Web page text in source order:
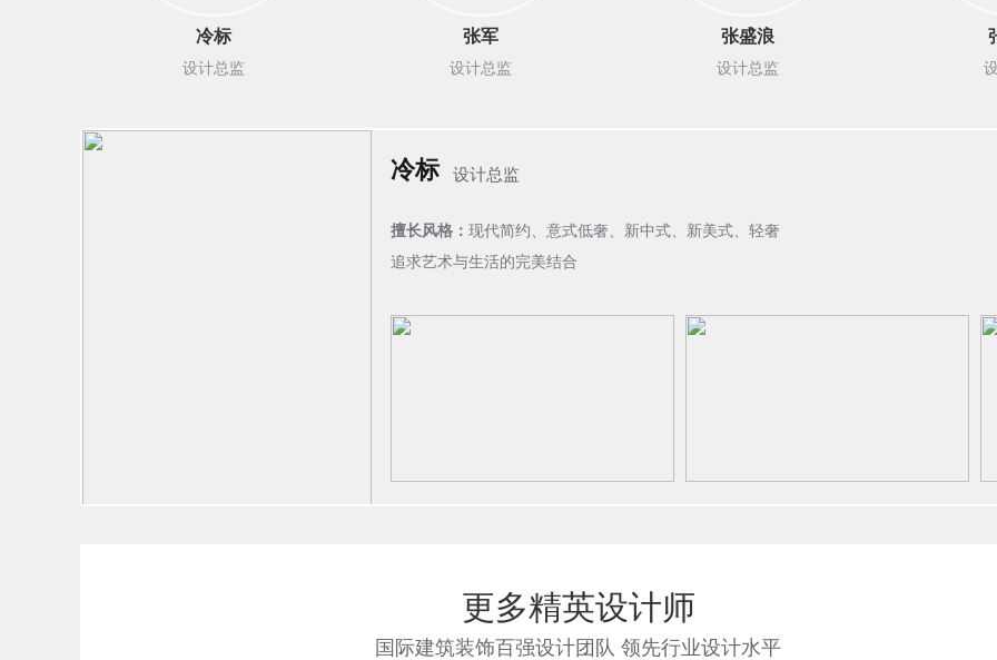
冷标
设计总监
张军
设计总监
张盛浪
设计总监
冷标 设计总监
擅长风格： 现代简约、意式低奢、新中式、新美式、轻奢
追求艺术与生活的完美结合
更多精英设计师
国际建筑装饰百强设计团队 领先行业设计水平